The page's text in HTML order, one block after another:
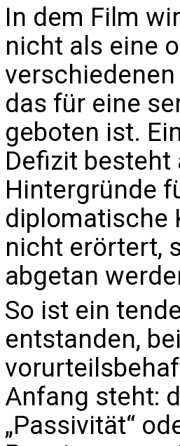
In dem Film
nicht als eine
das für eine
geboten ist.
Defizit besteht
Hintergründe
diplomatische
nicht erörtert,
abgetan
So ist ein
entstanden,
Anfang steht:
„Passivität“